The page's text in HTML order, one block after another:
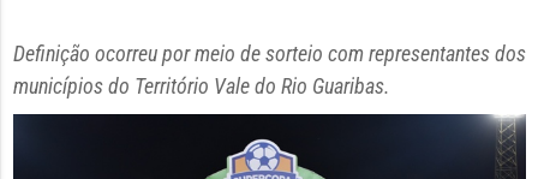
Definição ocorreu por meio de sorteio com representantes dos
municípios do Território Vale do Rio Guaribas.